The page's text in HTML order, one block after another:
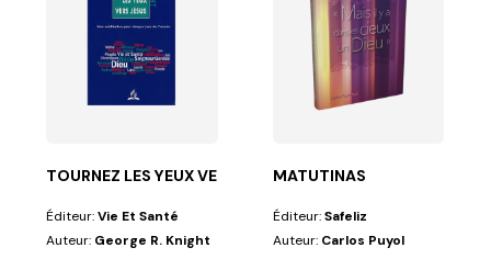
indépendant des fluctuations de la mode ?...
TOURNEZ LES YEUX VERS JÉSUS
Éditeur:Vie Et Santé
Auteur: George R. Knight
MATUTINAS
Éditeur:Safeliz
Auteur: Carlos Puyol